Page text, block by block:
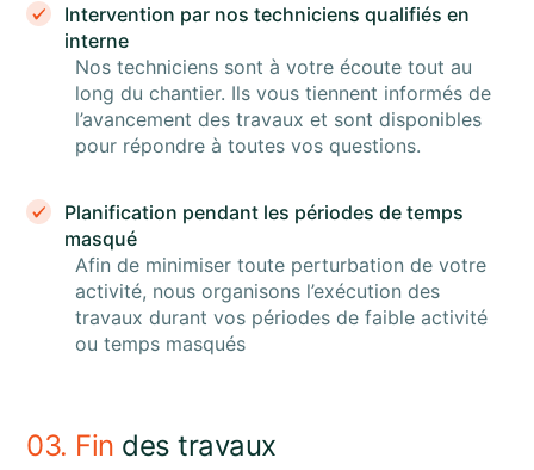
Intervention par nos techniciens qualifiés en
interne
Nos techniciens sont à votre écoute tout au
long du chantier. Ils vous tiennent informés de
l’avancement des travaux et sont disponibles
pour répondre à toutes vos questions.
Planification pendant les périodes de temps
masqué
Afin de minimiser toute perturbation de votre
activité, nous organisons l’exécution des
travaux durant vos périodes de faible activité
ou temps masqués
03. Fin des travaux